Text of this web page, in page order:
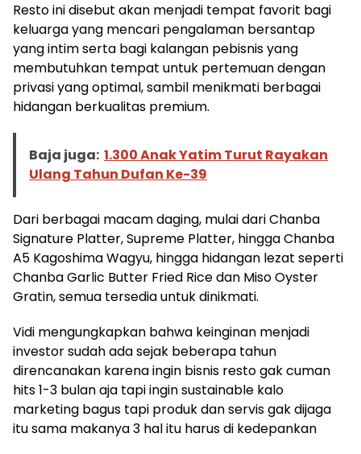
Resto ini disebut akan menjadi tempat favorit bagi
keluarga yang mencari pengalaman bersantap
yang intim serta bagi kalangan pebisnis yang
membutuhkan tempat untuk pertemuan dengan
privasi yang optimal, sambil menikmati berbagai
hidangan berkualitas premium.
Baja juga: 1.300 Anak Yatim Turut Rayakan
Ulang Tahun Dufan Ke-39
Dari berbagai macam daging, mulai dari Chanba
Signature Platter, Supreme Platter, hingga Chanba
A5 Kagoshima Wagyu, hingga hidangan lezat seperti
Chanba Garlic Butter Fried Rice dan Miso Oyster
Gratin, semua tersedia untuk dinikmati.
Vidi mengungkapkan bahwa keinginan menjadi
investor sudah ada sejak beberapa tahun
direncanakan karena ingin bisnis resto gak cuman
hits 1-3 bulan aja tapi ingin sustainable kalo
marketing bagus tapi produk dan servis gak dijaga
itu sama makanya 3 hal itu harus di kedepankan